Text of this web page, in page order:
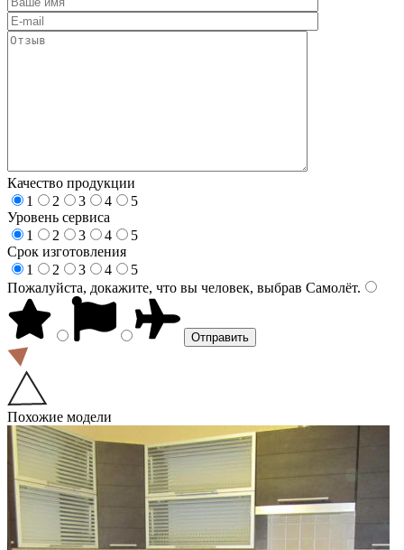
Качество продукции
1
2 3 4
5
Уровень сервиса
1
2 3 4
5
Срок изготовления
1
2 3 4
5
Пожалуйста, докажите, что вы человек, выбрав Самолёт.
Похожие модели